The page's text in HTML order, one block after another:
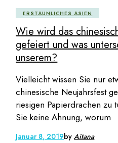
ERSTAUNLICHES ASIEN
Wie wird das
gefeiert und was
unserem?
Vielleicht wissen Sie nur
chinesische Neujahrsfest
riesigen Papierdrachen zu
Sie keine Ahnung, worum
Januar 8, 2019byAitana